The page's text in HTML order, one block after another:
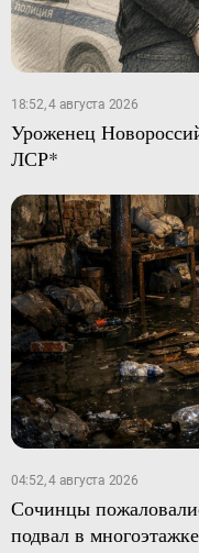
18:52, 4 августа 2026
Уроженец
ЛСР*
04:52, 4 августа 2026
Сочинцы
подвал в многоэтажке